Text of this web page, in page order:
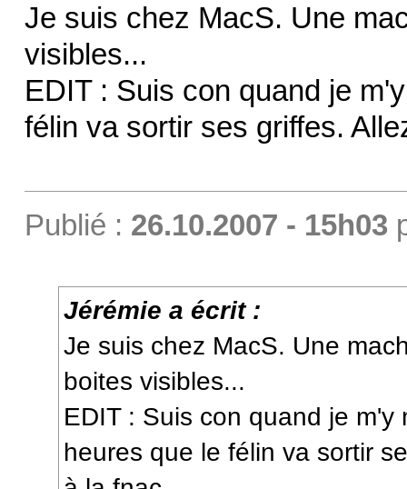
Je suis chez MacS. Une
visibles...
EDIT : Suis con quand je
félin va sortir ses griffes.
Publié : 26.10.2007 - 15h03
Jérémie a écrit :
Je suis chez MacS. Une
boites visibles...
EDIT : Suis con quand je m'y
heures que le félin va sortir